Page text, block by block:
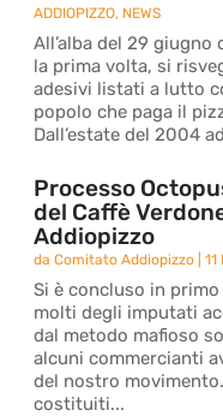
ADDIOPIZZO, NEWS
All’alba del 29
la prima volta, si
adesivi listati a lutto
popolo che paga il
Dall’estate del 2004
Processo
del Caffè
Addiopizzo
daComitato Addiopizzo |
Si è concluso in
molti degli imputati
dal metodo mafioso
alcuni commercianti
del nostro
costituiti...